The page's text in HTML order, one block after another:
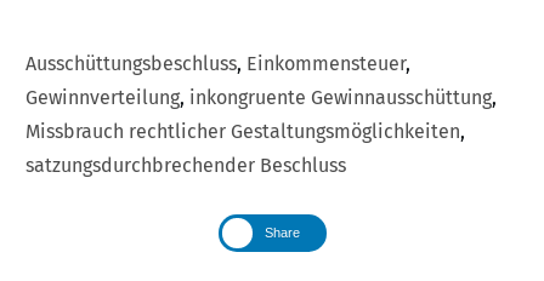
Ausschüttungsbeschluss, Einkommensteuer,
Gewinnverteilung, inkongruente Gewinnausschüttung,
Missbrauch rechtlicher Gestaltungsmöglichkeiten,
satzungsdurchbrechender Beschluss
Share